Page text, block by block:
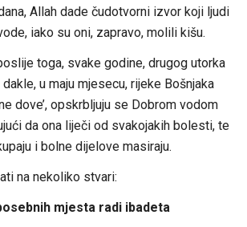
Allah dade čudotvorni izvor koji ljudi
iako su oni, zapravo, molili kišu.
toga, svake godine, drugog utorka
u maju mjesecu, rijeke Bošnjaka
dove’, opskrbljuju se Dobrom vodom
da ona liječi od svakojakih bolesti, te
i bolne dijelove masiraju.
na nekoliko stvari:
mjesta radi ibadeta